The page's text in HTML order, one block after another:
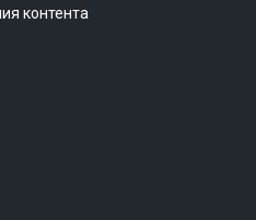
контента